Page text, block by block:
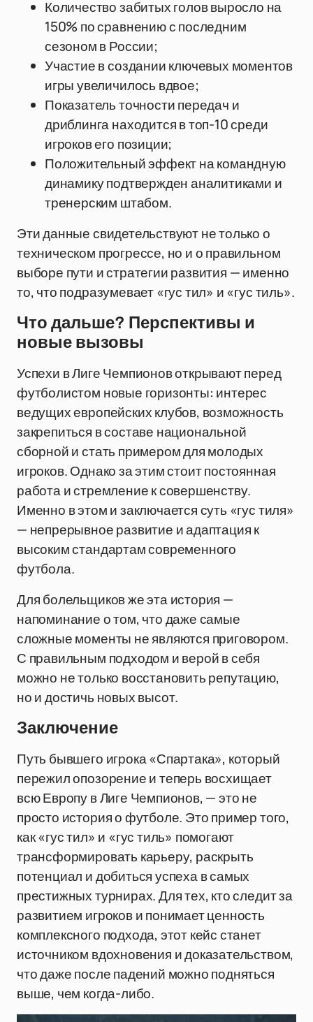
Количество забитых голов выросло на
150% по сравнению с последним
сезоном в России;
Участие в создании ключевых моментов
игры увеличилось вдвое;
Показатель точности передач и
дриблинга находится в топ-10 среди
игроков его позиции;
Положительный эффект на командную
динамику подтвержден аналитиками и
тренерским штабом.
Эти данные свидетельствуют не только о
техническом прогрессе, но и о правильном
выборе пути и стратегии развития — именно
то, что подразумевает «гус тил» и «гус тиль».
Что дальше? Перспективы и
новые вызовы
Успехи в Лиге Чемпионов открывают перед
футболистом новые горизонты: интерес
ведущих европейских клубов, возможность
закрепиться в составе национальной
сборной и стать примером для молодых
игроков. Однако за этим стоит постоянная
работа и стремление к совершенству.
Именно в этом и заключается суть «гус тиля»
— непрерывное развитие и адаптация к
высоким стандартам современного
футбола.
Для болельщиков же эта история —
напоминание о том, что даже самые
сложные моменты не являются приговором.
С правильным подходом и верой в себя
можно не только восстановить репутацию,
но и достичь новых высот.
Заключение
Путь бывшего игрока «Спартака», который
пережил опозорение и теперь восхищает
всю Европу в Лиге Чемпионов, — это не
просто история о футболе. Это пример того,
как «гус тил» и «гус тиль» помогают
трансформировать карьеру, раскрыть
потенциал и добиться успеха в самых
престижных турнирах. Для тех, кто следит за
развитием игроков и понимает ценность
комплексного подхода, этот кейс станет
источником вдохновения и доказательством,
что даже после падений можно подняться
выше, чем когда-либо.